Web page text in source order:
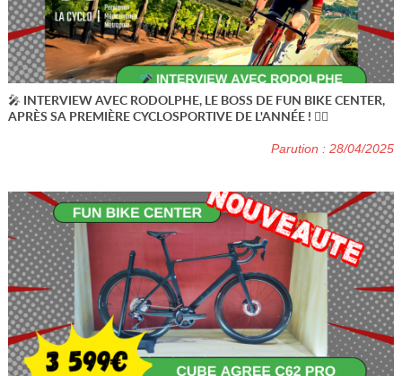
🎤 INTERVIEW AVEC RODOLPHE, LE BOSS DE FUN BIKE CENTER,
APRÈS SA PREMIÈRE CYCLOSPORTIVE DE L'ANNÉE ! 🚴‍♂️
Parution : 28/04/2025